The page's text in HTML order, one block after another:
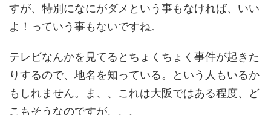
すが、特別になにがダメという事もなければ、いい
よ！っていう事もないですね。
テレビなんかを見てるとちょくちょく事件が起きた
りするので、地名を知っている。という人もいるか
もしれません。ま、、これは大阪ではある程度、ど
こもそうなのですが、、。